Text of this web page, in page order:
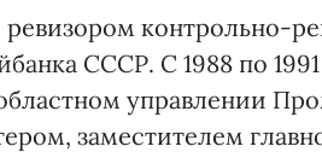
ревизором контрольно-
СССР. С 1988 по
управлении
заместителем